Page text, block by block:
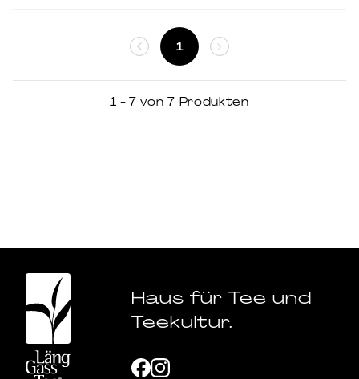
1
1 - 7 von 7 Produkten
Haus für Tee und
Teekultur.